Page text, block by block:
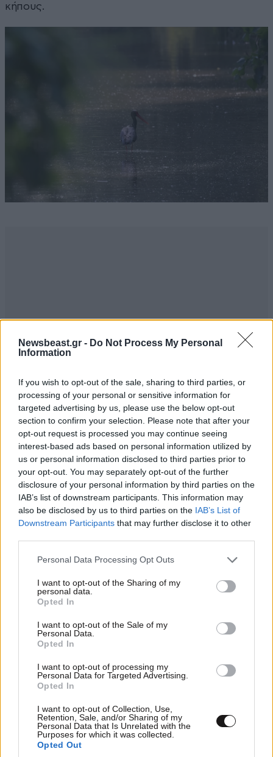
Newsbeast.gr - Do Not Process My Personal
Information
If you wish to opt-out of the sale, sharing to third parties, or
processing of your personal or sensitive information for
targeted advertising by us, please use the below opt-out
section to confirm your selection. Please note that after your
opt-out request is processed you may continue seeing
interest-based ads based on personal information utilized by
us or personal information disclosed to third parties prior to
your opt-out. You may separately opt-out of the further
disclosure of your personal information by third parties on the
IAB’s list of downstream participants. This information may
also be disclosed by us to third parties on the IAB’s List of
Downstream Participants that may further disclose it to other
Please note that this website/app uses one or more Google
not limited to your visit or usage behaviour. You may click to
grant or deny consent to Google and its third-party tags to
use your data for below specified purposes in below Google
consent section.
Personal Data Processing Opt Outs
I want to opt-out of the Sharing of my
personal data.
Opted In
I want to opt-out of the Sale of my
Personal Data.
Opted In
I want to opt-out of processing my
Personal Data for Targeted Advertising.
Opted In
I want to opt-out of Collection, Use,
Retention, Sale, and/or Sharing of my
Personal Data that Is Unrelated with the
Purposes for which it was collected.
Opted Out
κήπους.
κουκουβάγια της Ευρώπης. Στον ποταμό, ερωδιοί
και κορμοράνοι ψαρεύουν με αξιοπρέπεια, και αν
έχεις τύχη, θα ξεχωρίσεις τον μαυροπελαργό, έναν
από τους πιο σπάνιους και ντροπαλούς επισκέπτες
άνθρωπος δεν έχει ενοχλήσει. Το να τον δεις να πετά
πάνω από το ποτάμι είναι από εκείνες τις στιγμές
που θυμάσαι